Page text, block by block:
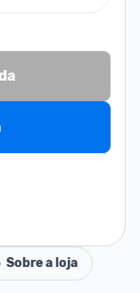
Sobre a loja